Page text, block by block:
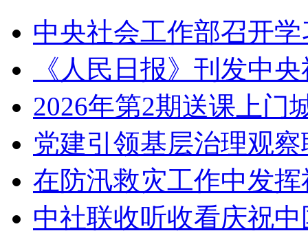
中央社会工作部召开
《人民日报》刊发中
2026年第2期送课上门
党建引领基层治理观
在防汛救灾工作中发
中社联收听收看庆祝